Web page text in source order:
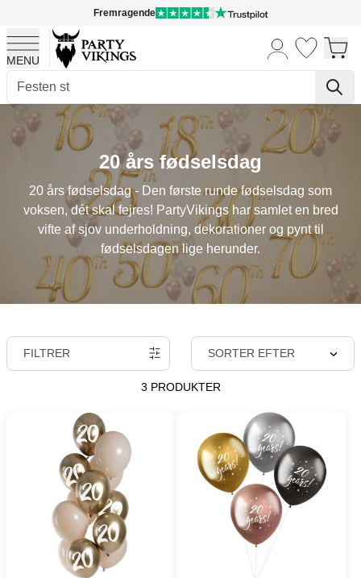
Fremragende
MENU
Skip to Content
20 års fødselsdag
20 års fødselsdag - Den første runde fødselsdag som
voksen, dét skal fejres! PartyVikings har samlet en bred
vifte af sjov underholdning, dekorationer og pynt til
fødselsdagen lige herunder.
FILTRER SORTER EFTER
3 PRODUKTER